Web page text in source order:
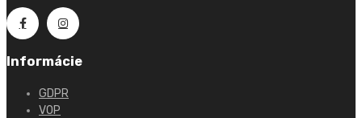
Informácie
GDPR
VOP